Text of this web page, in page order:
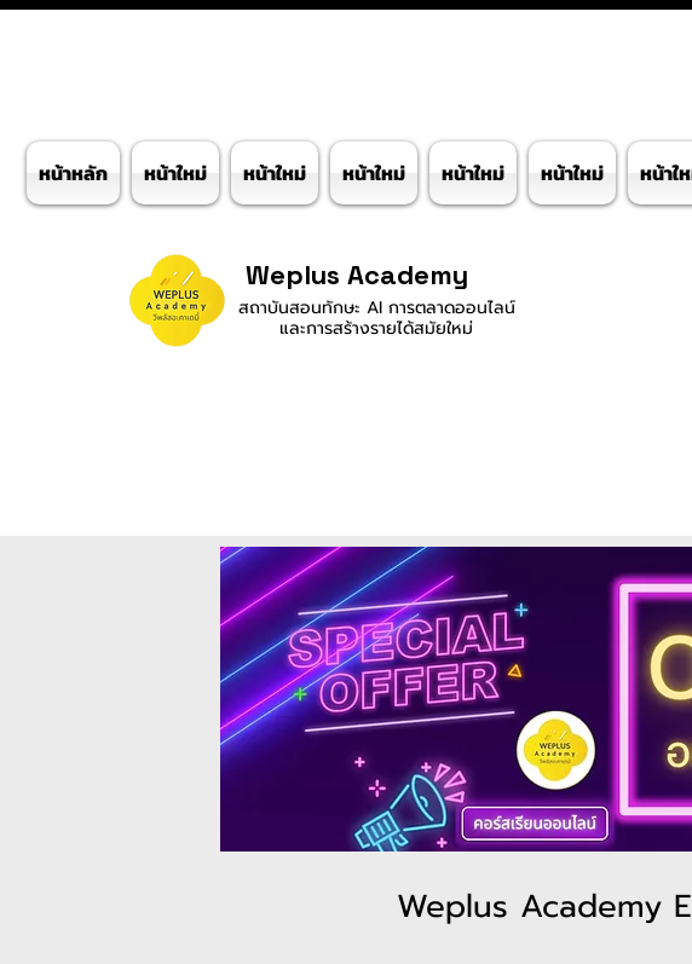
Weplus Academy
สถาบันสอนทักษะ AI การตลาดออนไลน์
และการสร้างรายได้สมัยใหม่
หน้าหลัก หน้าใหม่ หน้าใหม่ หน้าใหม่ หน้าใหม่ หน้าใหม่ หน้าใ
Weplus Academy